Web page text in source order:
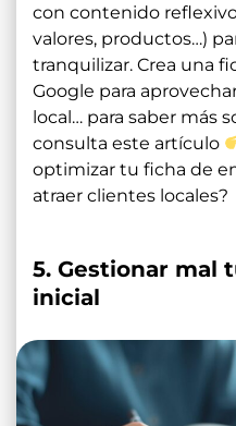
con contenido
valores, productos…)
tranquilizar. Crea una
Google para
local… para saber más
consulta este artículo
optimizar tu ficha de
atraer clientes locales?
5. Gestionar mal
inicial